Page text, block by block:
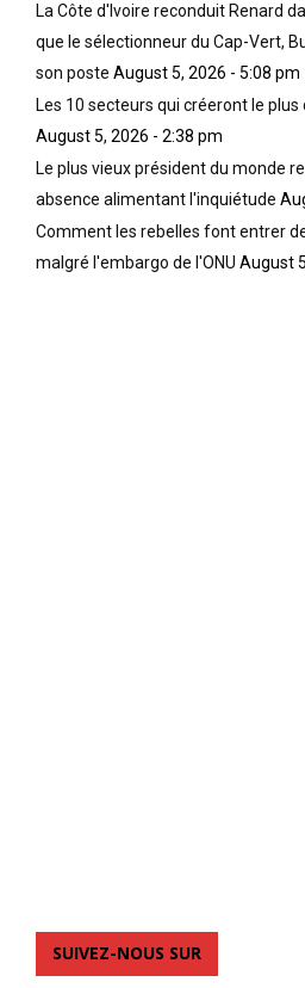
La Côte d'Ivoire reconduit Renard
que le sélectionneur du Cap-Vert,
son poste August 5, 2026 - 5:08 pm
Les 10 secteurs qui créeront le
August 5, 2026 - 2:38 pm
Le plus vieux président du monde
absence alimentant l'inquiétude
Comment les rebelles font entrer
malgré l'embargo de l'ONU August
SUIVEZ-NOUS SUR